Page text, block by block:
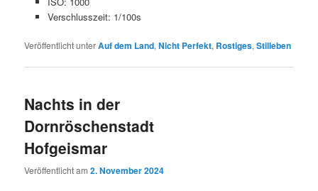
Verschlusszeit: 1/100s
Veröffentlicht unterAuf dem Land,Nicht Perfekt, Rostiges,Stilleben
Nachts in der
Dornröschenstadt
Hofgeismar
Veröffentlicht am2. November 2024